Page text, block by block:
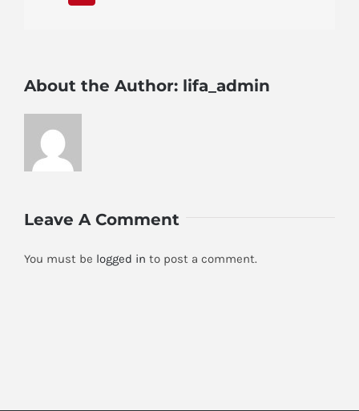
About the Author: lifa_admin
Leave A Comment
You must be logged in to post a comment.